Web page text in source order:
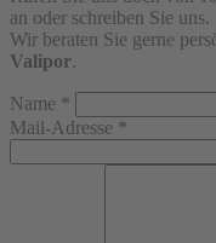
an oder schreiben Sie uns.
Wir beraten Sie gerne
Valipor.
Name *
Mail-Adresse *